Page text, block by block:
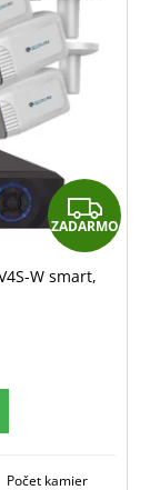
Z
A
ZADARMO
W smart,
Počet kamier